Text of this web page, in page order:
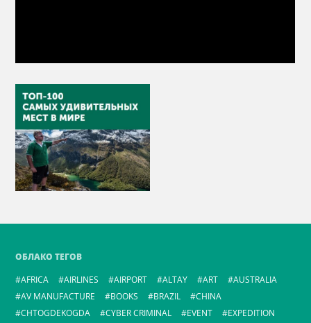
ОБЛАКО ТЕГОВ
AFRICA
AIRLINES AIRPORT ALTAY ART
AUSTRALIA
AV MANUFACTURE
BOOKS BRAZIL
CHINA
CHTOGDEKOGDA
CYBER CRIMINAL EVENT
EXPEDITION